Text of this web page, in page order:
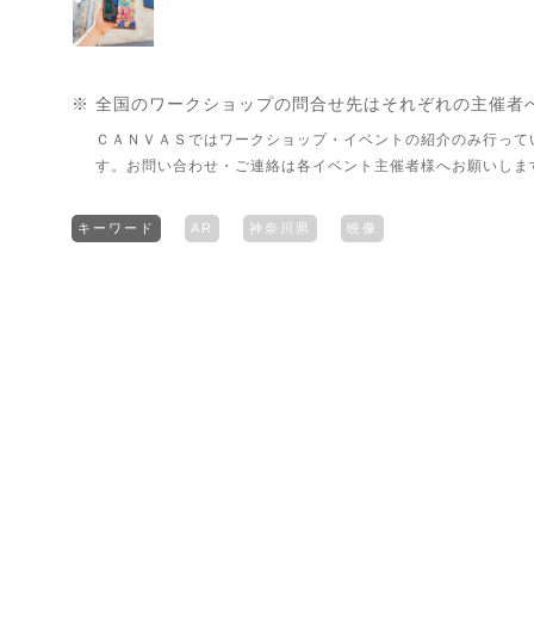
※ 全国のワークショップの問合せ先はそれぞれの主催者
ＣＡＮＶＡＳではワークショップ・イベントの紹介のみ行って
す。お問い合わせ・ご連絡は各イベント主催者様へお願いしま
キーワード AR 神奈川県 映像